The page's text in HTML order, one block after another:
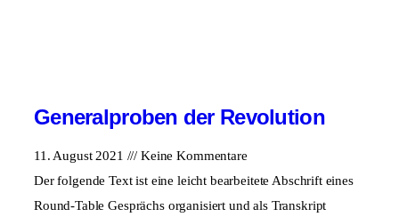
Generalproben der Revolution
11. August 2021
Keine Kommentare
Der folgende Text ist eine leicht bearbeitete Abschrift eines
Round-Table Gesprächs organisiert und als Transkript